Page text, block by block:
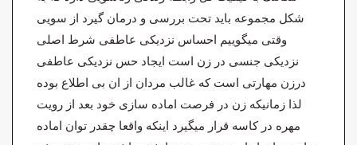
شکل مجموعه باید تحت بررسی و درمان گیرد از سویی
وقتی میگوییم احساس نزدیکی عاطفی شرط اصلی
نزدیکی جنسی در زن است ایجاد حس نزدیکی عاطفی
درزن مهارتی است که غالب مردان از ان بی اطلاع بوده
لذا زمانیکه زن در فرصت اماده سازی خود بعد از رویت
مهره در کاسه قرار میگیرد اینکه واقعا چقدر توان اماده